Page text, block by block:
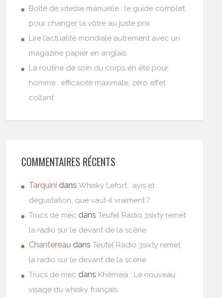
Boîte de vitesse manuelle : le guide complet
pour changer la vôtre au juste prix
Lire l’actualité mondiale autrement avec un
magazine papier en anglais
La routine de soin du corps en été pour
homme : efficacité maximale, zéro effet
collant
COMMENTAIRES RÉCENTS
Tarquini dansWhisky Lefort : avis et
dégustation, que vaut-il vraiment ?
Trucs de mec dansTeufel Radio 3sixty remet
la radio sur le devant de la scène
Chantereau dansTeufel Radio 3sixty remet
la radio sur le devant de la scène
Trucs de mec dans Khêmeia : Le nouveau
visage du whisky français.